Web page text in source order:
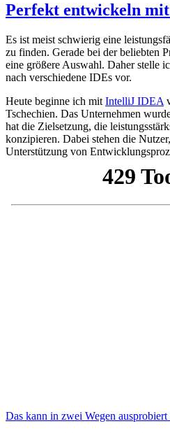
Perfekt entwickeln
Es ist meist schwierig eine
zu finden. Gerade bei der beliebten
eine größere Auswahl. Daher stelle
nach verschiedene IDEs vor.
Heute beginne ich mit IntelliJ IDEA
Tschechien. Das Unternehmen
hat die Zielsetzung, die
konzipieren. Dabei stehen die
Unterstützung von
Das kann in zwei Wegen ausprobiert